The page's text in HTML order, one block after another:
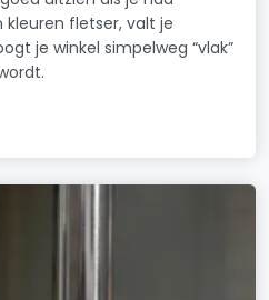
kleuren fletser, valt je
je winkel simpelweg “vlak”